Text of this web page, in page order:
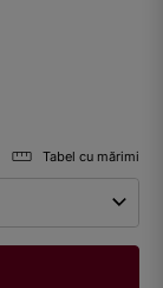
Tabel cu mărimi